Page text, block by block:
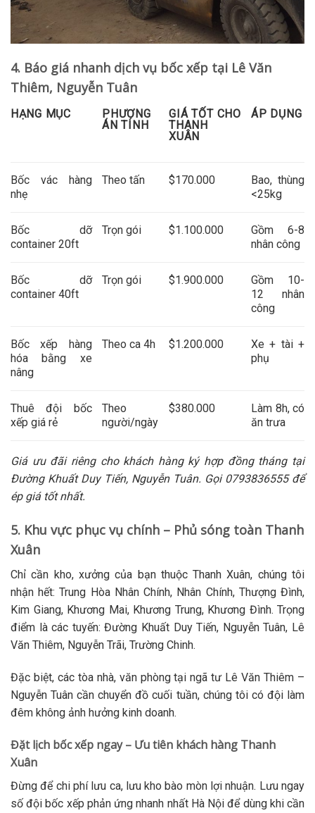
4. Báo giá nhanh dịch vụ bốc xếp tại Lê Văn
Thiêm, Nguyễn Tuân
HẠNG MỤC
PHƯƠNG
ÁN TÍNH
GIÁ TỐT CHO
THANH
XUÂN
ÁP DỤNG
Bốc váchàng
nhẹ
Theo tấn $170.000
Bao, thùng
<25kg
Bốc dỡ
container 20ft
Trọn gói $1.100.000
Gồm 6-8
nhân công
Bốc dỡ
container 40ft
Trọn gói $1.900.000
Gồm 10-
12 nhân
công
Bốc xếp hàng
hóa bằng xe
nâng
Theo ca 4h $1.200.000
Xe + tài +
phụ
Thuê đội bốc
xếp giá rẻ
Theo
người/ngày
$380.000
Làm 8h, có
ăn trưa
Giá ưu đãi riêng cho khách hàng ký hợp đồng tháng tại
Đường Khuất Duy Tiến, Nguyễn Tuân. Gọi 0793836555 để
ép giá tốt nhất.
5. Khu vực phục vụ chính – Phủ sóng toàn Thanh
Xuân
Chỉ cần kho, xưởng của bạn thuộc Thanh Xuân, chúng tôi
nhận hết: Trung Hòa Nhân Chính, Nhân Chính, Thượng Đình,
Kim Giang, Khương Mai, Khương Trung, Khương Đình. Trọng
điểm là các tuyến:Đường Khuất Duy Tiến, Nguyễn Tuân, Lê
Văn Thiêm, Nguyễn Trãi, Trường Chinh.
Đặc biệt, các tòa nhà, văn phòng tại ngã tư Lê Văn Thiêm –
Nguyễn Tuân cần chuyển đồ cuối tuần, chúng tôi có đội làm
đêm không ảnh hưởng kinh doanh.
Đặt lịch bốc xếp ngay – Ưu tiên khách hàng Thanh
Xuân
Đừng để chi phí lưu ca, lưu kho bào mòn lợi nhuận. Lưu ngay
sốđội bốc xếp phản ứng nhanh nhất Hà Nội để dùng khi cần